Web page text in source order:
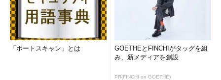
「ポートスキャン」とは
GOETHEとFINCHIがタッグを組
み、新メディアを創設
PR(FINCHI on GOETHE)